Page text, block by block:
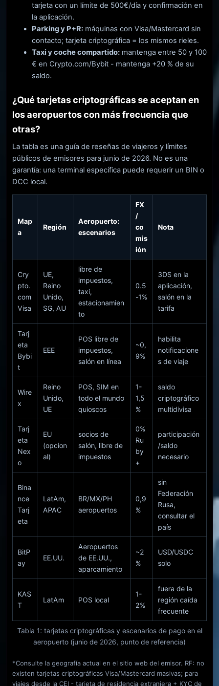
tarjeta con un límite de 500€/día y confirmación en
la aplicación.
Parking y P+R: máquinas con Visa/Mastercard sin
contacto; tarjeta criptográfica = los mismos rieles.
Taxi y coche compartido: mantenga entre 50 y 100
€ en Crypto.com/Bybit - mantenga +20 % de su
saldo.
¿Qué tarjetas criptográficas se aceptan en
los aeropuertos con más frecuencia que
otras?
La tabla es una guía de reseñas de viajeros y límites
públicos de emisores para junio de 2026. No es una
garantía: una terminal específica puede requerir un BIN o
DCC local.
Tabla 1: tarjetas criptográficas y escenarios de pago en el
aeropuerto (junio de 2026, punto de referencia)
Map
a
Región
Aeropuerto:
escenarios
FX
/
co
mis
ión
Nota
Cry
pto.
com
Visa
UE,
Reino
Unido,
SG, AU
libre de
impuestos,
taxi,
estacionamien
to
0.5
-1%
3DS en la
aplicación,
salón en la
tarifa
Tarj
eta
Bybi
t
EEE
POS libre de
impuestos,
salón en línea
~0,
9%
habilita
notificacione
s de viaje
Wire
x
Reino
Unido,
UE
POS, SIM en
todo el mundo
quioscos
1-
1,5
%
saldo
criptográfico
multidivisa
Tarj
eta
Nex
o
EU
(opcion
al)
socios de
salón, libre de
impuestos
0%
Ru
by
+
participación
/saldo
necesario
Bina
nce
Tarj
eta
LatAm,
APAC
BR/MX/PH
aeropuertos
0,9
%
sin
Federación
Rusa,
consultar el
país
BitP
ay
EE.UU.
Aeropuertos
de EE.UU.,
aparcamiento
~2
%
USD/USDC
solo
KAS
T
LatAm POS local
1-
2%
fuera de la
región caída
frecuente
*Consulte la geografía actual en el sitio web del emisor. RF: no
existen tarjetas criptográficas Visa/Mastercard masivas; para
viajes desde la CEI - tarjeta de residencia extranjera + KYC de